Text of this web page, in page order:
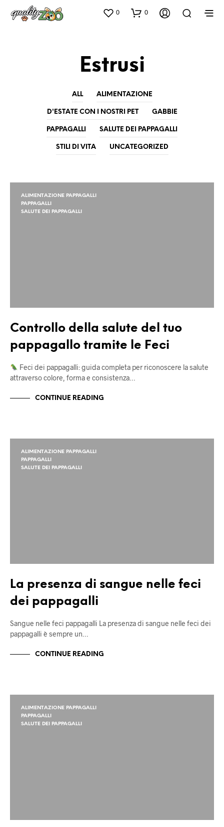
0 0
Estrusi
ALL ALIMENTAZIONE
D'ESTATE CON I NOSTRI PET GABBIE
PAPPAGALLI SALUTE DEI PAPPAGALLI
STILI DI VITA UNCATEGORIZED
ALIMENTAZIONE PAPPAGALLI
PAPPAGALLI
SALUTE DEI PAPPAGALLI
Controllo della salute del tuo
pappagallo tramite le Feci
Feci dei pappagalli: guida completa per riconoscere la salute
attraverso colore, forma e consistenza…
CONTINUE READING
ALIMENTAZIONE PAPPAGALLI
PAPPAGALLI
SALUTE DEI PAPPAGALLI
La presenza di sangue nelle feci
dei pappagalli
Sangue nelle feci pappagalli La presenza di sangue nelle feci dei
pappagalli è sempre un…
CONTINUE READING
ALIMENTAZIONE PAPPAGALLI
PAPPAGALLI
SALUTE DEI PAPPAGALLI